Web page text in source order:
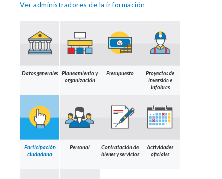
Ver administradores de la información
Datos generales
Planeamiento y
organización
Presupuesto
Proyectos de
inversión e
Infobras
Participación
ciudadana
Personal
Contratación de
bienes y servicios
Actividades
oficiales